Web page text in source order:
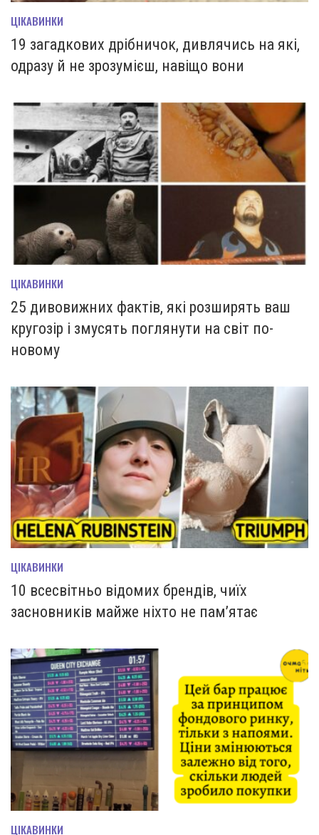
ЦІКАВИНКИ
19 загадкових дрібничок, дивлячись на які,
одразу й не зрозумієш, навіщо вони
ЦІКАВИНКИ
25 дивовижних фактів, які розширять ваш
кругозір і змусять поглянути на світ по-
новому
ЦІКАВИНКИ
10 всесвітньо відомих брендів, чиїх
засновників майже ніхто не пам’ятає
ЦІКАВИНКИ